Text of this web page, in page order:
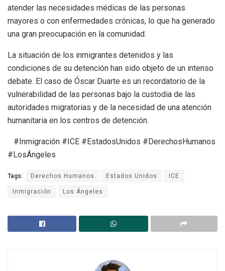
atender las necesidades médicas de las personas
mayores o con enfermedades crónicas, lo que ha generado
una gran preocupación en la comunidad.
La situación de los inmigrantes detenidos y las
condiciones de su detención han sido objeto de un intenso
debate. El caso de Óscar Duarte es un recordatorio de la
vulnerabilidad de las personas bajo la custodia de las
autoridades migratorias y de la necesidad de una atención
humanitaria en los centros de detención.
#Inmigración #ICE #EstadosUnidos #DerechosHumanos
#LosÁngeles
Tags: Derechos Humanos Estados Unidos
ICE
Inmigración
Los Ángeles